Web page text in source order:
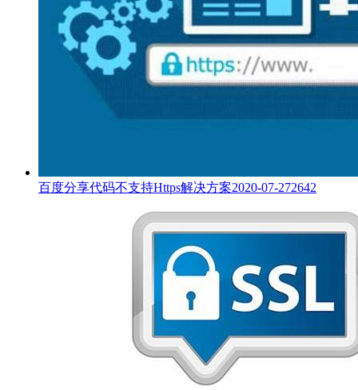
百度分享代码不支持Https解决方案2020-07-272642